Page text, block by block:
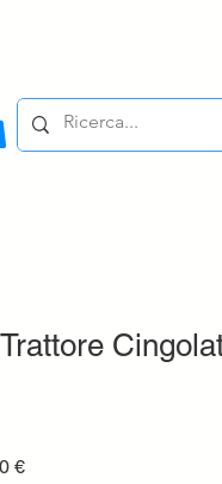
€Prezzo